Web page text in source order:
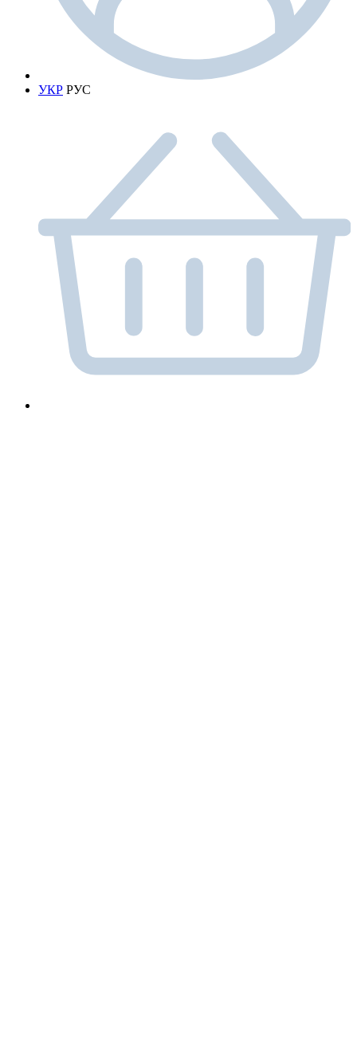
УКР РУС